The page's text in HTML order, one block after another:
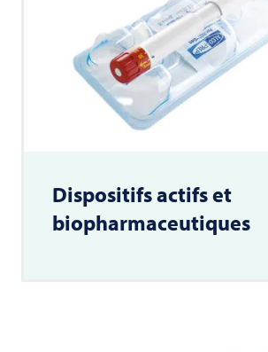
Dispositifs actifs et
biopharmaceutiques